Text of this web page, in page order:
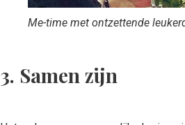
Me-time met ontzettende
3. Samen zijn